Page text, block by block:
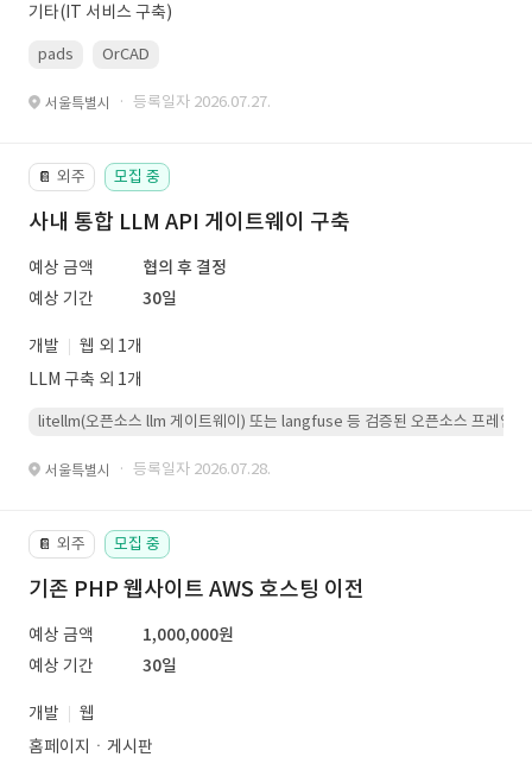
기타(IT 서비스 구축)
pads OrCAD
서울특별시 · 등록일자 2026.07.27.
📔 외주 모집 중
사내 통합 LLM API 게이트웨이 구축
예상 금액
협의 후 결정
예상 기간
30일
개발
웹 외 1개
LLM 구축 외 1개
litellm(오픈소스 llm 게이트웨이) 또는 langfuse 등 검증된 오픈소스 프레임워
서울특별시 · 등록일자 2026.07.28.
📔 외주 모집 중
기존 PHP 웹사이트 AWS 호스팅 이전
예상 금액
1,000,000원
예상 기간
30일
개발
웹
홈페이지ㆍ게시판